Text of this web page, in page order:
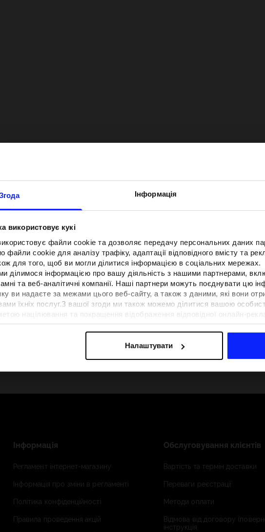
Інформація
використовує кукі
файли cookie та дозволяє передачу персональних даних
файли cookie для аналізу трафіку, адаптації відповідного вмісту та
для того, щоб ви могли ділитися інформацією в соціальних мережах.
ділимося інформацією про вашу діяльність з нашими партнерами,
та веб-аналітичні компанії. Наші партнери можуть поєднувати цю
ви надаєте за межами цього веб-сайту, а також з даними, які вони
їхніх послуг.З вашої згоди ми також можемо ділитися вашою
націлювання та покращення відображення відповідної онлайн-
та вдосконалення рішень, які пропонують наші партнери
можна знайти в нашійПолітиці конфіденційностіта в розділі
Налаштувати
колекція 4F для тенісу та
Спортивна функціональність
із сучасним стилем
Образи на фестиваль. Як
на музичні фестивалі?
Інформація
Регламент інтернет-магазину
Інформація про зміни в регламенті
Політика конфіденційності
Правила проведення акцій
Обслуговування клієнтів
Вартість та термін доставки
Переваги реєстрації
Методи оплати
Відмова від договору
інструкція